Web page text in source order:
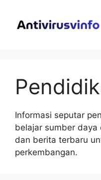
Informasi seputar
belajar sumber daya
dan berita terbaru
perkembangan.